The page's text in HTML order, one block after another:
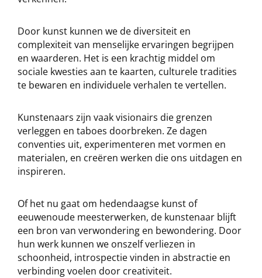
Door kunst kunnen we de diversiteit en
complexiteit van menselijke ervaringen begrijpen
en waarderen. Het is een krachtig middel om
sociale kwesties aan te kaarten, culturele tradities
te bewaren en individuele verhalen te vertellen.
Kunstenaars zijn vaak visionairs die grenzen
verleggen en taboes doorbreken. Ze dagen
conventies uit, experimenteren met vormen en
materialen, en creëren werken die ons uitdagen en
inspireren.
Of het nu gaat om hedendaagse kunst of
eeuwenoude meesterwerken, de kunstenaar blijft
een bron van verwondering en bewondering. Door
hun werk kunnen we onszelf verliezen in
schoonheid, introspectie vinden in abstractie en
verbinding voelen door creativiteit.